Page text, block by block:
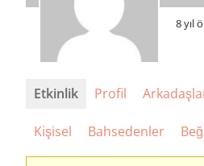
8 yıl
Etkinlik Profil
Kişisel Bahsedenler